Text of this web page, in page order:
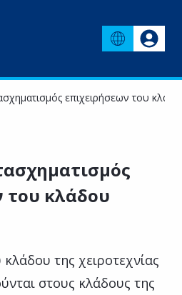
επιχειρήσεων του
του κλάδου
κλάδου της χειροτεχνίας
στους κλάδους της